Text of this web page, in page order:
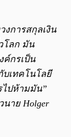
งการสกุลเงิน
โลก มัน
ค์กรเป็น
บเทคโนโลยี
ไปห้ามมัน”
นาย Holger